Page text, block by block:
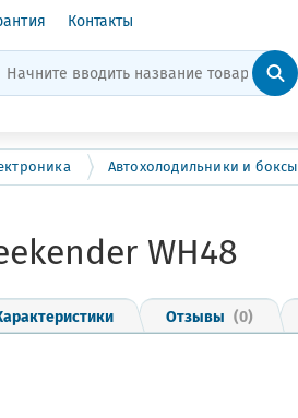
Контакты
Автохолодильники и боксы
WH48
Отзывы (0)